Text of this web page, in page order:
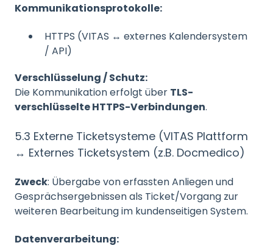
Kommunikationsprotokolle:
HTTPS (VITAS ↔ externes Kalendersystem
/ API)
Verschlüsselung / Schutz:
Die Kommunikation erfolgt über TLS-
verschlüsselte HTTPS-Verbindungen.
5.3 Externe Ticketsysteme (VITAS Plattform
↔ Externes Ticketsystem (z.B. Docmedico)
Zweck: Übergabe von erfassten Anliegen und
Gesprächsergebnissen als Ticket/Vorgang zur
weiteren Bearbeitung im kundenseitigen System.
Datenverarbeitung: